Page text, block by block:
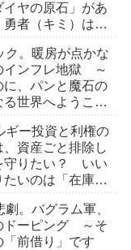
ヤの原石」があ
者（キミ）は検
。暖房が点かな
インフレ地獄 ～
、パンと魔石の
世界へようこそ
ー投資と利権の
資産ごと排除し
守りたい？ いい
いのは「在庫の
。バグラム軍、
ドーピング ～そ
前借り」です